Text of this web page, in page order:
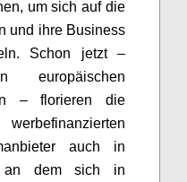
um sich auf die
und ihre Business
Schon jetzt –
europäischen
– florieren die
auch in
an dem sich in